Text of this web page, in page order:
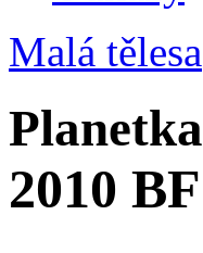
Malá tělesa
Planetka
2010